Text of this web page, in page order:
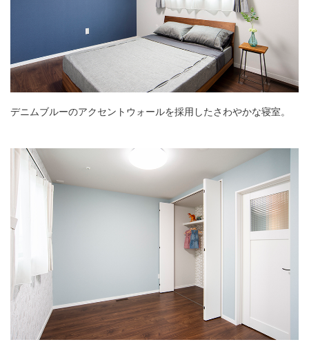
デニムブルーのアクセントウォールを採用したさわやかな寝室。